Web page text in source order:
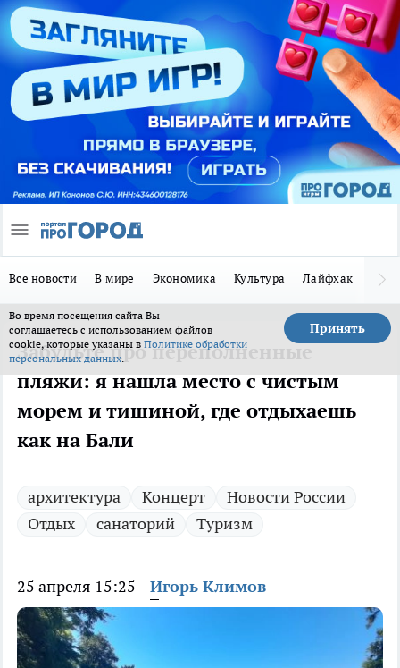
Все новости В мире Экономика Культура Лайфхак
Во время посещения сайта Вы
соглашаетесь с использованием файлов
cookie, которые указаны в Политике обработки
персональных данных.
Принять
Забудьте про переполненные
пляжи: я нашла место с чистым
морем и тишиной, где отдыхаешь
как на Бали
архитектура Концерт
Новости России
Отдых
санаторий Туризм
25 апреля 15:25 Игорь Климов